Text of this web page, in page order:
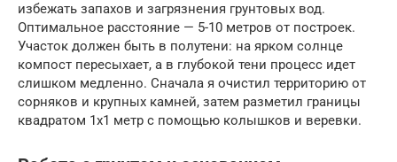
избежать запахов и загрязнения грунтовых вод.
Оптимальное расстояние — 5-10 метров от построек.
Участок должен быть в полутени: на ярком солнце
компост пересыхает, а в глубокой тени процесс идет
слишком медленно. Сначала я очистил территорию от
сорняков и крупных камней, затем разметил границы
квадратом 1х1 метр с помощью колышков и веревки.